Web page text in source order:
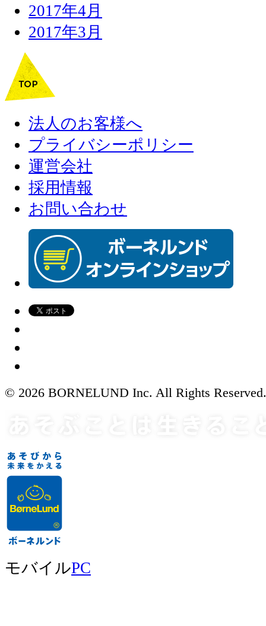
2017年4月
2017年3月
法人のお客様へ
プライバシーポリシー
運営会社
採用情報
お問い合わせ
© 2026 BORNELUND Inc. All Rights Reserved.
モバイルPC